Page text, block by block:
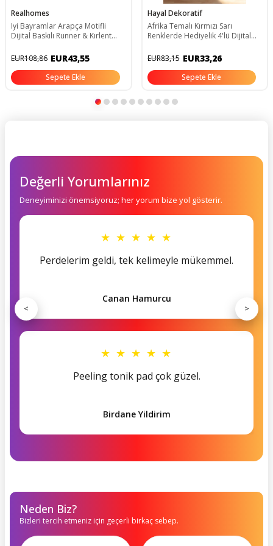
Realhomes
Iyi Bayramlar Arapça Motifli
Dijital Baskılı Runner & Kırlent
EUR108,86 EUR43,55
Sepete Ekle
Hayal Dekoratif
Afrika Temalı Kırmızı Sarı
Renklerde Hediyelik 4'lü Dijital
EUR83,15 EUR33,26
Sepete Ekle
Değerli Yorumlarınız
Deneyiminizi önemsiyoruz; her yorum bize yol gösterir.
★ ★ ★ ★ ★
Perdelerim geldi, tek kelimeyle mükemmel.
Canan Hamurcu
★ ★ ★ ★ ★
Peeling tonik pad çok güzel.
Birdane Yildirim
< >
Neden Biz?
Bizleri tercih etmeniz için geçerli birkaç sebep.